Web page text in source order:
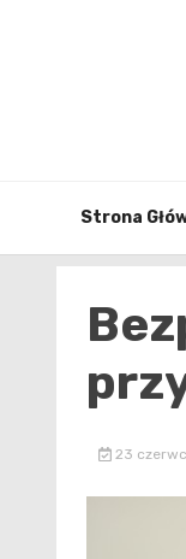
Strona
23